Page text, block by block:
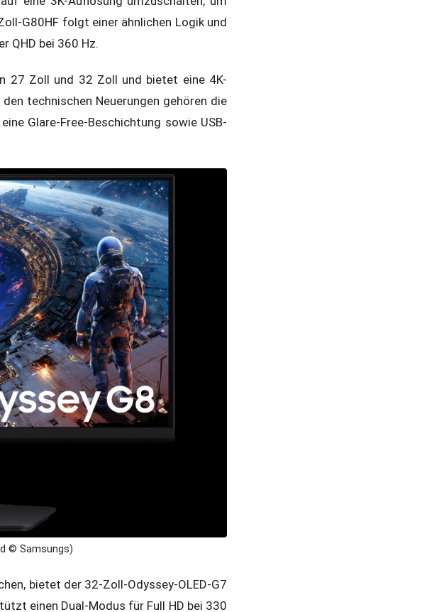
G80HF folgt einer ähnlichen Logik und
QHD bei 360 Hz.
27 Zoll und 32 Zoll und bietet eine 4K-
technischen Neuerungen gehören die
Glare-Free-Beschichtung sowie USB-
© Samsungs)
bietet der 32-Zoll-Odyssey-OLED-G7
einen Dual-Modus für Full HD bei 330